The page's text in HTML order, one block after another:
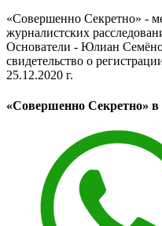
«Совершенно Секретно» -
журналистских
Основатели - Юлиан
свидетельство о
25.12.2020 г.
«Совершенно Секретно» в